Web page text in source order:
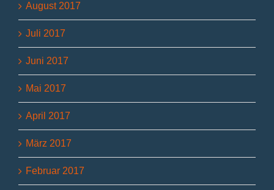
August 2017
Juli 2017
Juni 2017
Mai 2017
April 2017
März 2017
Februar 2017